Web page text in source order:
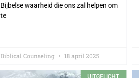
Bijbelse waarheid die ons zal helpen om
te
Biblical Counseling 18 april 2025
UITGELICHT